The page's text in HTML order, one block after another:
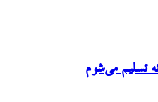
تسلیم می‌شوم